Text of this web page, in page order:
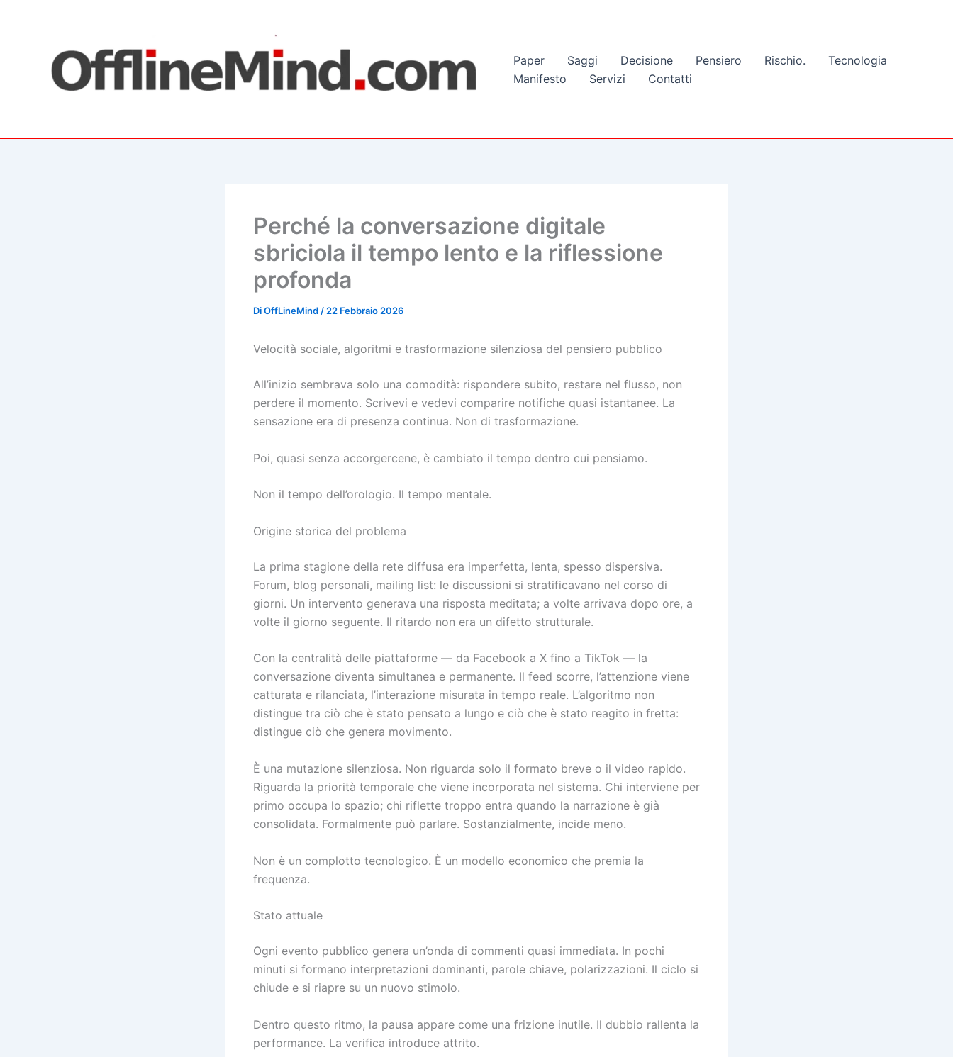
Paper
Saggi Decisione Pensiero Rischio.
Tecnologia
Manifesto
Servizi Contatti
Perché la conversazione digitale
sbriciola il tempo lento e la riflessione
profonda
DiOffLineMind / 22 Febbraio 2026
Velocità sociale, algoritmi e trasformazione silenziosa del pensiero pubblico
All’inizio sembrava solo una comodità: rispondere subito, restare nel flusso, non
perdere il momento. Scrivevi e vedevi comparire notifiche quasi istantanee. La
sensazione era di presenza continua. Non di trasformazione.
Poi, quasi senza accorgercene, è cambiato il tempo dentro cui pensiamo.
Non il tempo dell’orologio. Il tempo mentale.
Origine storica del problema
La prima stagione della rete diffusa era imperfetta, lenta, spesso dispersiva.
Forum, blog personali, mailing list: le discussioni si stratificavano nel corso di
giorni. Un intervento generava una risposta meditata; a volte arrivava dopo ore, a
volte il giorno seguente. Il ritardo non era un difetto strutturale.
Con la centralità delle piattaforme — da Facebook a X fino a TikTok — la
conversazione diventa simultanea e permanente. Il feed scorre, l’attenzione viene
catturata e rilanciata, l’interazione misurata in tempo reale. L’algoritmo non
distingue tra ciò che è stato pensato a lungo e ciò che è stato reagito in fretta:
distingue ciò che genera movimento.
È una mutazione silenziosa. Non riguarda solo il formato breve o il video rapido.
Riguarda la priorità temporale che viene incorporata nel sistema. Chi interviene per
primo occupa lo spazio; chi riflette troppo entra quando la narrazione è già
consolidata. Formalmente può parlare. Sostanzialmente, incide meno.
Non è un complotto tecnologico. È un modello economico che premia la
frequenza.
Stato attuale
Ogni evento pubblico genera un’onda di commenti quasi immediata. In pochi
minuti si formano interpretazioni dominanti, parole chiave, polarizzazioni. Il ciclo si
chiude e si riapre su un nuovo stimolo.
Dentro questo ritmo, la pausa appare come una frizione inutile. Il dubbio rallenta la
performance. La verifica introduce attrito.